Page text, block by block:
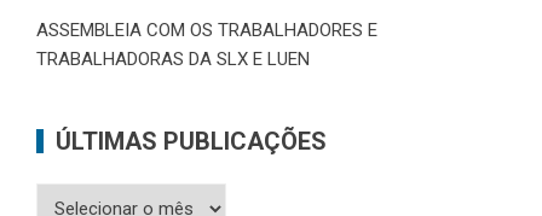
ASSEMBLEIA COM OS TRABALHADORES E
TRABALHADORAS DA SLX E LUEN
ÚLTIMAS PUBLICAÇÕES
Últimas